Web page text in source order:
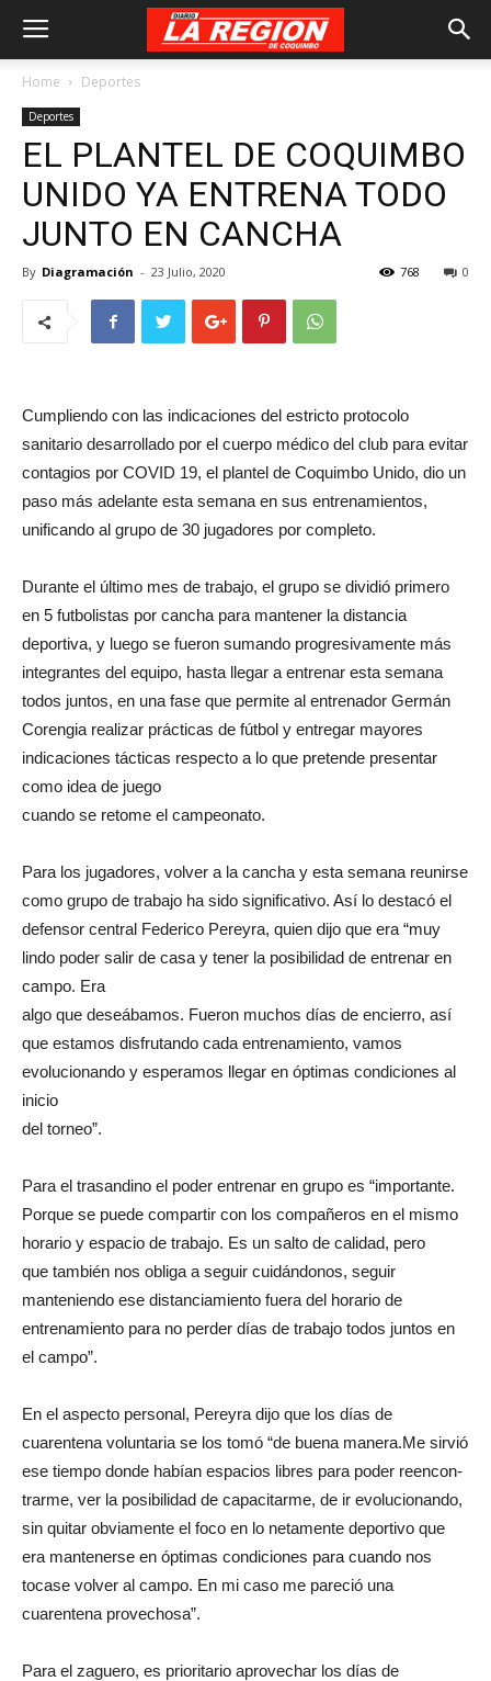
Home Deportes
Deportes
EL PLANTEL DE COQUIMBO
UNIDO YA ENTRENA TODO
JUNTO EN CANCHA
By Diagramación - 23 Julio, 2020 0
768
Cumpliendo con las indicaciones del estricto protocolo
sanitario desarrollado por el cuerpo médico del club para evitar
contagios por COVID 19, el plantel de Coquimbo Unido, dio un
paso más adelante esta semana en sus entrenamientos,
unificando al grupo de 30 jugadores por completo.
Durante el último mes de trabajo, el grupo se dividió primero
en 5 futbolistas por cancha para mantener la distancia
deportiva, y luego se fueron sumando progresivamente más
integrantes del equipo, hasta llegar a entrenar esta semana
todos juntos, en una fase que permite al entrenador Germán
Corengia realizar prácticas de fútbol y entregar mayores
indicaciones tácticas respecto a lo que pretende presentar
como idea de juego
cuando se retome el campeonato.
Para los jugadores, volver a la cancha y esta semana reunirse
como grupo de trabajo ha sido significativo. Así lo destacó el
defensor central Federico Pereyra, quien dijo que era “muy
lindo poder salir de casa y tener la posibilidad de entrenar en
campo. Era
algo que deseábamos. Fueron muchos días de encierro, así
que estamos disfrutando cada entrenamiento, vamos
evolucionando y esperamos llegar en óptimas condiciones al
inicio
del torneo”.
Para el trasandino el poder entrenar en grupo es “importante.
Porque se puede compartir con los compañeros en el mismo
horario y espacio de trabajo. Es un salto de calidad, pero
que también nos obliga a seguir cuidándonos, seguir
manteniendo ese distanciamiento fuera del horario de
entrenamiento para no perder días de trabajo todos juntos en
el campo”.
En el aspecto personal, Pereyra dijo que los días de
cuarentena voluntaria se los tomó “de buena manera.Me sirvió
ese tiempo donde habían espacios libres para poder reencon-
trarme, ver la posibilidad de capacitarme, de ir evolucionando,
sin quitar obviamente el foco en lo netamente deportivo que
era mantenerse en óptimas condiciones para cuando nos
tocase volver al campo. En mi caso me pareció una
cuarentena provechosa”.
Para el zaguero, es prioritario aprovechar los días de